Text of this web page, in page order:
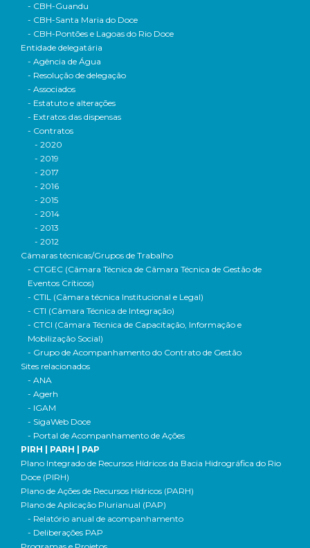
- CBH-Guandu
- CBH-Santa Maria do Doce
- CBH-Pontões e Lagoas do Rio Doce
Entidade delegatária
- Agência de Água
- Resolução de delegação
- Associados
- Estatuto e alterações
- Extratos das dispensas
- Contratos
- 2020
- 2019
- 2017
- 2016
- 2015
- 2014
- 2013
- 2012
Câmaras técnicas/Grupos de Trabalho
- CTGEC (Câmara Técnica de Câmara Técnica de Gestão de
Eventos Críticos)
- CTIL (Câmara técnica Institucional e Legal)
- CTI (Câmara Técnica de Integração)
- CTCI (Câmara Técnica de Capacitação, Informação e
Mobilização Social)
- Grupo de Acompanhamento do Contrato de Gestão
Sites relacionados
- ANA
- Agerh
- IGAM
- SigaWeb Doce
- Portal de Acompanhamento de Ações
PIRH | PARH | PAP
Plano Integrado de Recursos Hídricos da Bacia Hidrográfica do Rio
Doce (PIRH)
Plano de Ações de Recursos Hídricos (PARH)
Plano de Aplicação Plurianual (PAP)
- Relatório anual de acompanhamento
- Deliberações PAP